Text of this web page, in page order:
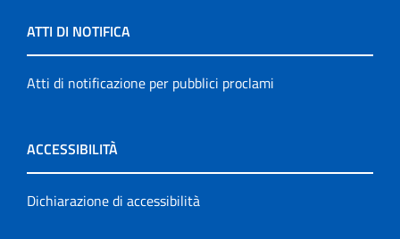
ATTI DI NOTIFICA
Atti di notificazione per pubblici proclami
ACCESSIBILITÀ
Dichiarazione di accessibilità